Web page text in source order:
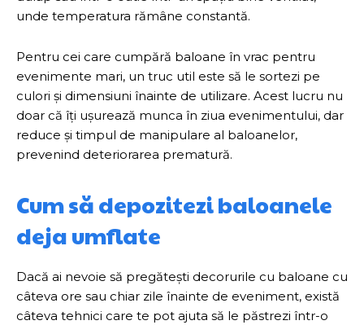
unde temperatura rămâne constantă.
Pentru cei care cumpără baloane în vrac pentru
evenimente mari, un truc util este să le sortezi pe
culori și dimensiuni înainte de utilizare. Acest lucru nu
doar că îți ușurează munca în ziua evenimentului, dar
reduce și timpul de manipulare al baloanelor,
prevenind deteriorarea prematură.
Cum să depozitezi baloanele
deja umflate
Dacă ai nevoie să pregătești decorurile cu baloane cu
câteva ore sau chiar zile înainte de eveniment, există
câteva tehnici care te pot ajuta să le păstrezi într-o